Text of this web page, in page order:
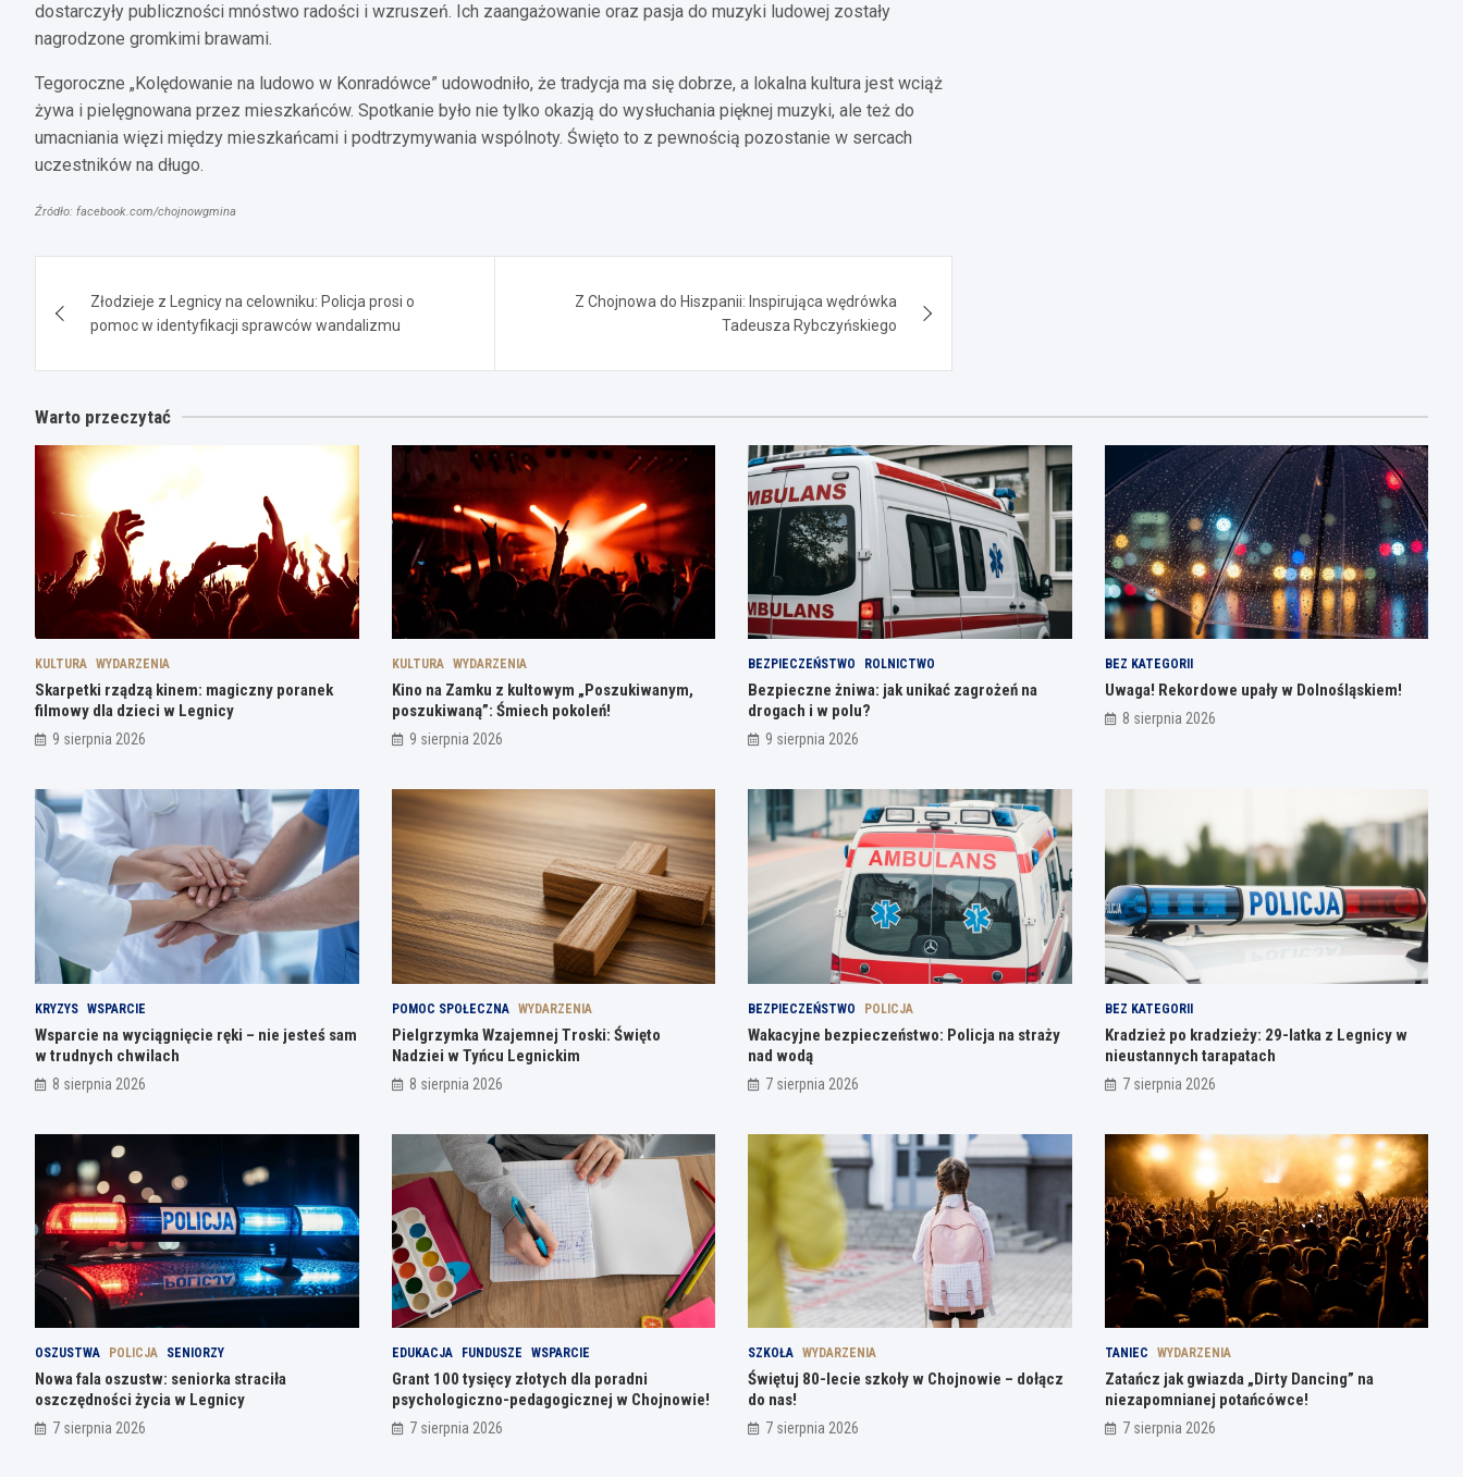
dostarczyły publiczności mnóstwo radości i wzruszeń. Ich zaangażowanie oraz pasja do muzyki ludowej zostały
nagrodzone gromkimi brawami.
Tegoroczne „Kolędowanie na ludowo w Konradówce” udowodniło, że tradycja ma się dobrze, a lokalna kultura jest wciąż
żywa i pielęgnowana przez mieszkańców. Spotkanie było nie tylko okazją do wysłuchania pięknej muzyki, ale też do
umacniania więzi między mieszkańcami i podtrzymywania wspólnoty. Święto to z pewnością pozostanie w sercach
uczestników na długo.
Źródło: facebook.com/chojnowgmina
wpisuZłodzieje z Legnicy na celowniku: Policja prosi o
pomoc w identyfikacji sprawców wandalizmu
Z Chojnowa do Hiszpanii: Inspirująca wędrówka
Tadeusza Rybczyńskiego
Warto przeczytać
KULTURA WYDARZENIA
Skarpetki rządzą kinem: magiczny poranek
filmowy dla dzieci w Legnicy
9 sierpnia 2026
KULTURA WYDARZENIA
Kino na Zamku z kultowym „Poszukiwanym,
poszukiwaną”: Śmiech pokoleń!
9 sierpnia 2026
BEZPIECZEŃSTWO ROLNICTWO
Bezpieczne żniwa: jak unikać zagrożeń na
drogach i w polu?
9 sierpnia 2026
BEZ KATEGORII
Uwaga! Rekordowe upały w Dolnośląskiem!
8 sierpnia 2026
KRYZYS WSPARCIE
Wsparcie na wyciągnięcie ręki – nie jesteś sam
w trudnych chwilach
8 sierpnia 2026
POMOC SPOŁECZNA WYDARZENIA
Pielgrzymka Wzajemnej Troski: Święto
Nadziei w Tyńcu Legnickim
8 sierpnia 2026
BEZPIECZEŃSTWO POLICJA
Wakacyjne bezpieczeństwo: Policja na straży
nad wodą
7 sierpnia 2026
BEZ KATEGORII
Kradzież po kradzieży: 29-latka z Legnicy w
nieustannych tarapatach
7 sierpnia 2026
OSZUSTWA POLICJA SENIORZY
Nowa fala oszustw: seniorka straciła
oszczędności życia w Legnicy
7 sierpnia 2026
EDUKACJA FUNDUSZE WSPARCIE
Grant 100 tysięcy złotych dla poradni
psychologiczno-pedagogicznej w Chojnowie!
7 sierpnia 2026
SZKOŁA WYDARZENIA
Świętuj 80-lecie szkoły w Chojnowie – dołącz
do nas!
7 sierpnia 2026
TANIEC WYDARZENIA
Zatańcz jak gwiazda „Dirty Dancing” na
niezapomnianej potańcówce!
7 sierpnia 2026